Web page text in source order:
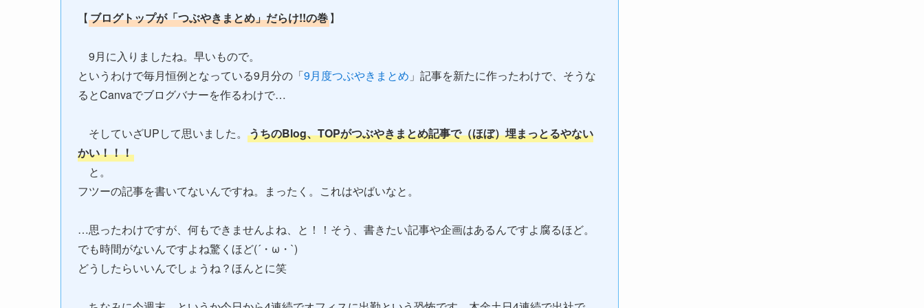
【ブログトップが「つぶやきまとめ」だらけ!!の巻】
9月に入りましたね。早いもので。
というわけで毎月恒例となっている9月分の「9月度つぶやきまとめ 」記事を新たに作ったわけで、そうな
るとCanvaでブログバナーを作るわけで…
そしていざUPして思いました。 うちのBlog、TOPがつぶやきまとめ記事で（ほぼ）埋まっとるやない
かい！！！
と。
フツーの記事を書いてないんですね。まったく。これはやばいなと。
…思ったわけですが、何もできませんよね、と！！そう、書きたい記事や企画はあるんですよ腐るほど。
でも時間がないんですよね驚くほど(´・ω・`)
どうしたらいいんでしょうね？ほんとに笑